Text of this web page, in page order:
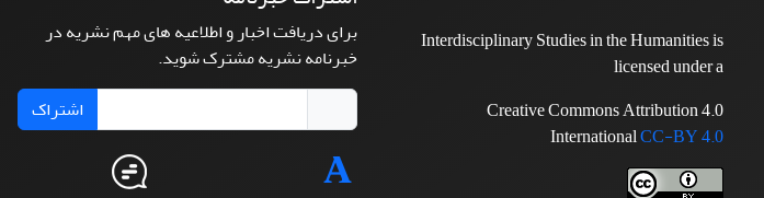
Interdisciplinary Studies in the Humanities is
licensed under a
Creative Commons Attribution 4.0
InternationalCC-BY 4.0
برای دریافت اخبار و اطلاعیه های مهم نشریه در
خبرنامه نشریه مشترک شوید.
اشتراک